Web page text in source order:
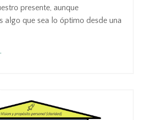
presente, aunque
algo que sea lo óptimo desde una